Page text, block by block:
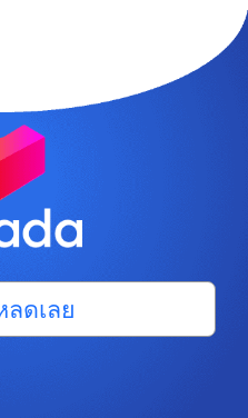
ดเลย